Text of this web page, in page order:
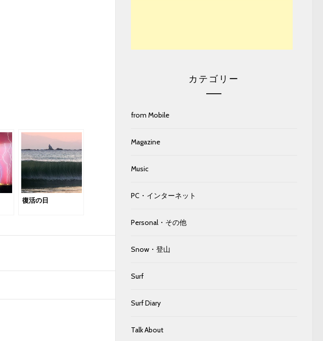
復活の日
カテゴリー
from Mobile
Magazine
Music
PC・インターネット
Personal・その他
Snow・登山
Surf
Surf Diary
Talk About